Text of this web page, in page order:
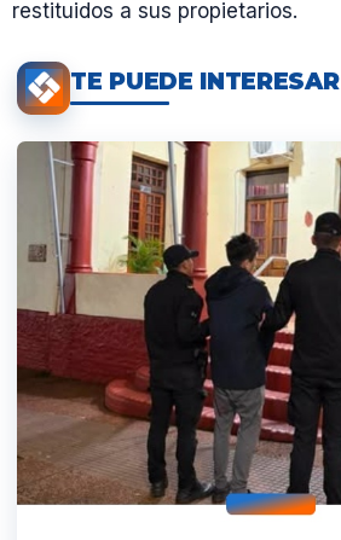
restituidos a sus propietarios.
TE PUEDE INTERESAR